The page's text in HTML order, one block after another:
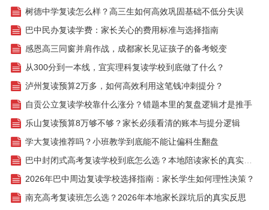
树德中学复读怎么样？高三生如何高效巩固基础不低分失误
巴中民办复读学费：家长关心的费用标准与选择指南
感恩高三同窗并肩作战，成都家长见证孩子的备考蜕变
从300分到一本线，宜宾理科复读学校到底做了什么？
泸州复读预算2万多，如何高效利用这笔钱冲刺提分？
自贡公立复读学校靠什么涨分？错题本里的复盘逻辑才是推手
乐山复读预算8万够不够？家长必须看清的账本与提分逻辑
学大复读推荐吗？小班教学到底能不能让偏科生翻盘
巴中封闭式高考复读学校到底怎么选？本地陪读家长的真实对比
2026年巴中周边复读学校选择指南：家长学生如何理性决策？
南充高考复读班怎么选？2026年本地家长踩坑后的真实反思